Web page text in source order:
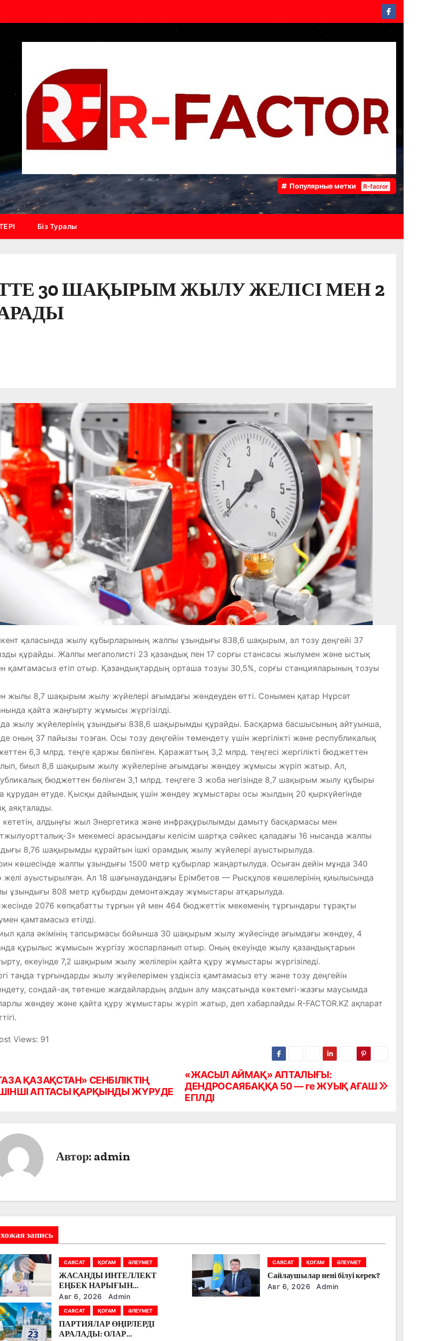
Популярные метки R-facror
Біз Туралы
30 ШАҚЫРЫМ ЖЫЛУ ЖЕЛІСІ МЕН 2
қаласында жылу құбырларының жалпы ұзындығы 838,6 шақырым, ал тозу деңгейі 37
құрайды. Жалпы мегаполисті 23 қазандық пен 17 сорғы стансасы жылумен және ыстық
қамтамасыз етіп отыр. Қазандықтардың орташа тозуы 30,5%, сорғы станцияларының тозуы
жылы 8,7 шақырым жылу жүйелері ағымдағы жөндеуден өтті. Сонымен қатар Нұрсәт
қайта жаңғырту жұмысы жүргізілді.
жылу жүйелерінің ұзындығы 838,6 шақырымды құрайды. Басқарма басшысының айтуынша,
оның 37 пайызы тозған. Осы тозу деңгейін төмендету үшін жергілікті және республикалық
6,3 млрд. теңге қаржы бөлінген. Қаражаттың 3,2 млрд. теңгесі жергілікті бюджеттен
биыл 8,8 шақырым жылу жүйелеріне ағымдағы жөндеу жұмысы жүріп жатыр. Ал,
бюджеттен бөлінген 3,1 млрд. теңгеге 3 жоба негізінде 8,7 шақырым жылу құбыры
құрудан өтуде. Қысқы дайындық үшін жөндеу жұмыстары осы жылдың 20 қыркүйегінде
аяқталады.
кететін, алдыңғы жыл Энергетика және инфрақұрылымды дамыту басқармасы мен
3» мекемесі арасындағы келісім шартқа сәйкес қаладағы 16 нысанда жалпы
8,76 шақырымды құрайтын ішкі орамдық жылу жүйелері ауыстырылуда.
көшесінде жалпы ұзындығы 1500 метр құбырлар жаңартылуда. Осыған дейін мұнда 340
желі ауыстырылған. Ал 18 шағынаудандағы Ерімбетов — Рысқұлов көшелерінің қиылысында
ұзындығы 808 метр құбырды демонтаждау жұмыстары атқарылуда.
2076 көпқабатты тұрғын үй мен 464 бюджеттік мекеменің тұрғындары тұрақты
қамтамасыз етілді.
қала әкімінің тапсырмасы бойынша 30 шақырым жылу жүйесінде ағымдағы жөндеу, 4
құрылыс жұмысын жүргізу жоспарланып отыр. Оның екеуінде жылу қазандықтарын
екеуінде 7,2 шақырым жылу желілерін қайта құру жұмыстары жүргізіледі.
таңда тұрғындарды жылу жүйелерімен үздіксіз қамтамасыз ету және тозу деңгейін
сондай-ақ төтенше жағдайлардың алдын алу мақсатында көктемгі-жазғы маусымда
жөндеу және қайта құру жұмыстары жүріп жатыр, деп хабарлайды R-FACTOR.KZ ақпарат
Views: 91
«ЖАСЫЛ АЙМАҚ» АПТАЛЫҒЫ:
ДЕНДРОСАЯБАҚҚА 50 — ге ЖУЫҚ АҒАШ
ЕГІЛДІ
ҚАЗАҚСТАН» СЕНБІЛІКТІҢ
АПТАСЫ ҚАРҚЫНДЫ ЖҮРУДЕ
Автор: admin
запись
САЯСАТ ҚОҒАМ ӘЛЕУМЕТ
ЖАСАНДЫ ИНТЕЛЛЕКТ
ЕҢБЕК НАРЫҒЫН
ӨЗГЕРТУДЕ: ПАРТИЯЛАР
БІЛІМ БЕРУ МЕН БОЛАШАҚ
МАМАНДЫҚТАРДЫ
ТАЛҚЫЛАДЫ
Авг 6, 2026 Admin
САЯСАТ ҚОҒАМ ӘЛЕУМЕТ
Сайлаушылар нені білуі керек?
Авг 6, 2026 Admin
САЯСАТ ҚОҒАМ ӘЛЕУМЕТ
ПАРТИЯЛАР ӨҢІРЛЕРДІ
АРАЛАДЫ: ОЛАР